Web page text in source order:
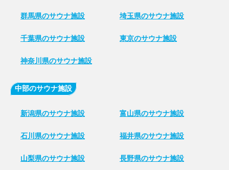
群馬県のサウナ施設 埼玉県のサウナ施設
千葉県のサウナ施設 東京のサウナ施設
神奈川県のサウナ施設
中部のサウナ施設
新潟県のサウナ施設 富山県のサウナ施設
石川県のサウナ施設 福井県のサウナ施設
山梨県のサウナ施設 長野県のサウナ施設